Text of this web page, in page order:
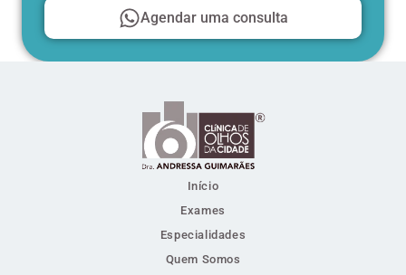
Agendar uma consulta
Início
Exames
Especialidades
Quem Somos